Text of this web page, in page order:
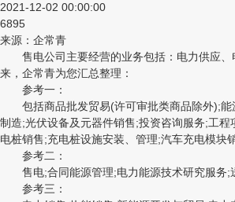
2021-12-02 00:00:00
6895
来源：企常青
售电公司主要经营的业务包括：电力供应、
来，企常青为您汇总整理：
参考一：
包括商品批发贸易(许可审批类商品除外);能
制造;光伏设备及元器件销售;投资咨询服务;工
电桩销售;充电桩设施安装、管理;汽车充电模块
参考二：
售电;合同能源管理;电力能源技术研究服务;
参考三：